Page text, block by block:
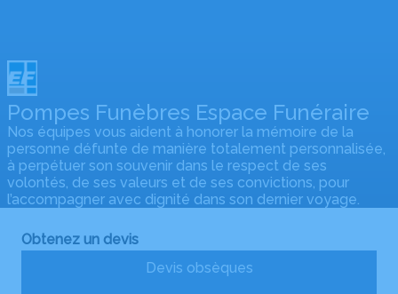
Pompes Funèbres Espace Funéraire
Nos équipes vous aident à honorer la mémoire de la
personne défunte de manière totalement personnalisée,
à perpétuer son souvenir dans le respect de ses
volontés, de ses valeurs et de ses convictions, pour
l’accompagner avec dignité dans son dernier voyage.
Obtenez un devis
Devis obsèques